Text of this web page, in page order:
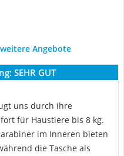
Angebote
SEHR GUT
uns durch ihre
für Haustiere bis 8 kg.
im Inneren bieten
die Tasche als